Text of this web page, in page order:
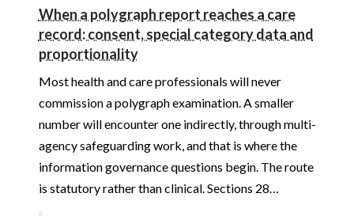
When a polygraph report reaches a care
record: consent, special category data and
proportionality
Most health and care professionals will never
commission a polygraph examination. A smaller
number will encounter one indirectly, through multi-
agency safeguarding work, and that is where the
information governance questions begin. The route
is statutory rather than clinical. Sections 28…